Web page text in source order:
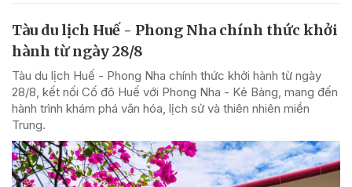
Tàu du lịch Huế - Phong Nha chính thức khởi
hành từ ngày 28/8
Tàu du lịch Huế - Phong Nha chính thức khởi hành từ ngày
28/8, kết nối Cố đô Huế với Phong Nha - Kẻ Bàng, mang đến
hành trình khám phá văn hóa, lịch sử và thiên nhiên miền
Trung.